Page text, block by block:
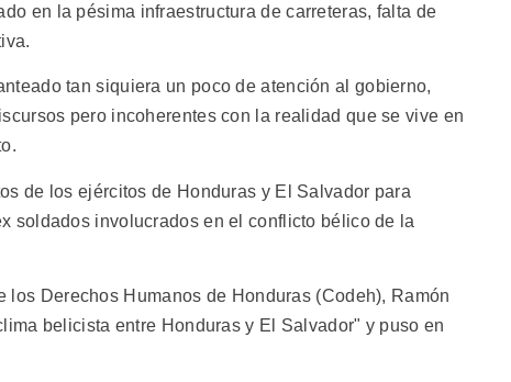
en la pésima infraestructura de carreteras, falta de
tan siquiera un poco de atención al gobierno,
pero incoherentes con la realidad que se vive en
de los ejércitos de Honduras y El Salvador para
soldados involucrados en el conflicto bélico de la
Derechos Humanos de Honduras (Codeh), Ramón
belicista entre Honduras y El Salvador" y puso en